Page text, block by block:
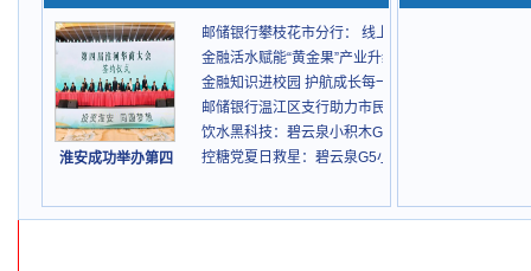
淮安成功举办第四
邮储银行攀枝花市分行： 线上申领 让未成年人社保
金融活水赋能“黄金果”产业升级路
金融知识进校园 护航成长每一天
邮储银行温江区支行助力市民“跑”向幸福生活
饮水黑科技：碧云泉小积木G5如何6分钟实现冰块自
控糖党夏日救星：碧云泉G5小积木让冰饮自由与健